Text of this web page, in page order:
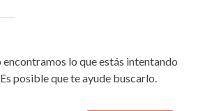
encontramos lo que estás intentando
posible que te ayude buscarlo.